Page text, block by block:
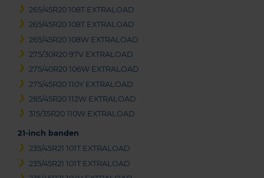
265/45R20 108T EXTRALOAD
265/45R20 108T EXTRALOAD
265/45R20 108W EXTRALOAD
275/30R20 97V EXTRALOAD
275/40R20 106W EXTRALOAD
275/45R20 110Y EXTRALOAD
285/45R20 112W EXTRALOAD
315/35R20 110W EXTRALOAD
21-inch banden
235/45R21 101T EXTRALOAD
235/45R21 101T EXTRALOAD